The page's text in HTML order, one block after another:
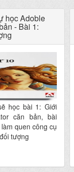
học Adoble
- Bài 1:
học bài 1: Giới
căn bản, bài
quen công cụ
tượng